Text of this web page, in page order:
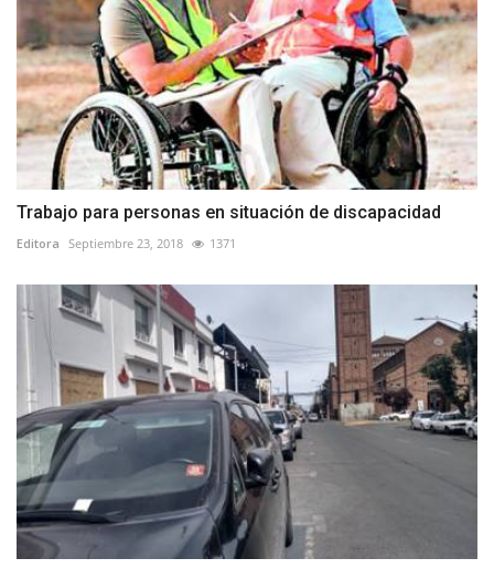
Trabajo para personas en situación de discapacidad
Editora Septiembre 23, 2018 1371